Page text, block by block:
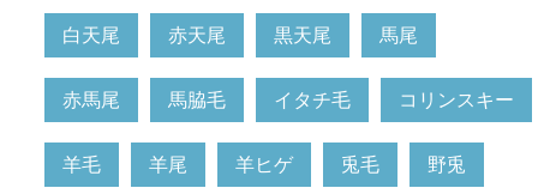
白天尾 赤天尾 黒天尾 馬尾
赤馬尾 馬脇毛 イタチ毛 コリンスキー
羊毛 羊尾 羊ヒゲ 兎毛 野兎